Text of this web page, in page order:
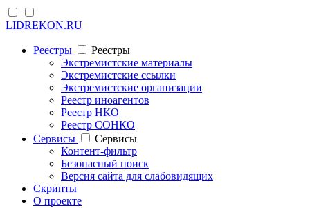
LIDREKON.RU
Реестры
Реестры
Экстремистские материалы
Экстремистские ссылки
Экстремистские организации
Реестр иноагентов
Реестр НКО
Реестр СОНКО
Cервисы
Cервисы
Контент-фильтр
Безопасный поиск
Версия сайта для слабовидящих
Скрипты
О проекте